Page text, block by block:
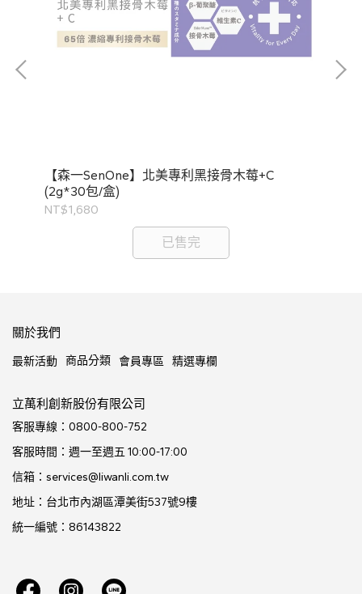
【森一SenOne】北美專利黑接骨木莓+C
(2g*30包/盒)
NT$1,680
已售完
關於我們
最新活動 商品分類 會員專區 精選專欄
立萬利創新股份有限公司
客服專線：0800-800-752
客服時間：週一至週五 10:00-17:00
信箱：services@liwanli.com.tw
地址：台北市內湖區潭美街537號9樓
統一編號：86143822